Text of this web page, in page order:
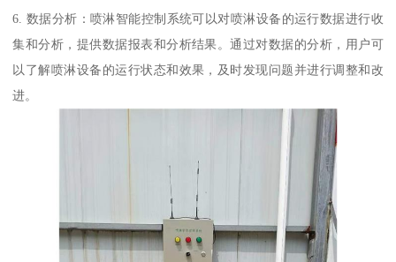
6. 数据分析：喷淋智能控制系统可以对喷淋设备的运行数据进行收
集和分析，提供数据报表和分析结果。通过对数据的分析，用户可
以了解喷淋设备的运行状态和效果，及时发现问题并进行调整和改
进。